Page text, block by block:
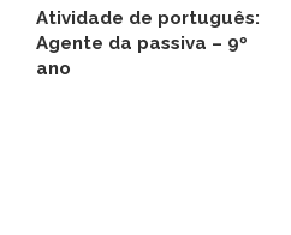
Atividade de português:
Agente da passiva – 9º
ano